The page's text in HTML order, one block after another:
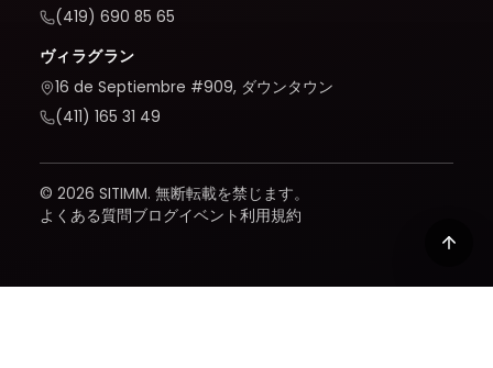
(419) 690 85 65
ヴィラグラン
16 de Septiembre #909, ダウンタウン
(411) 165 31 49
© 2026 SITIMM. 無断転載を禁じます。
よくある質問ブログイベント利用規約